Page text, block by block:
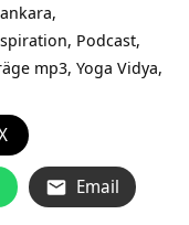
Podcast,
mp3, Yoga Vidya,
Email